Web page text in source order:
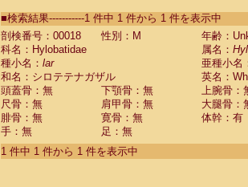
CebidaeSaguinus labiatus(0)
Cebidae Saguinus leucopus (0)
CebidaeSaguinus midas
Cebidae
CebidaeSaguinus nigricollis (0)
Cebidae Saguinus oedipus
Cebidae Saguinus weddelli
Cebidae Saguinusspp.
Cebidae Aotus trivirgatus
Cebidae Cebus albifrons
■検索結果-----------1 件中 1 件から 1 件を表示中
剖検番号：00018
性別：M
年齢：
科名：Hylobatidae
属名：
種小名： lar
亜種小名
和名：シロテテナガザル
英名：
頭蓋骨：無
下顎骨：無
上腕骨：
尺骨：無
肩甲骨：無
大腿骨：
腓骨：無
寛骨：無
体幹：有
手：無
足：無
1 件中 1 件から 1 件を表示中